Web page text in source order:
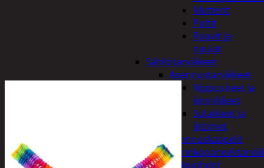
Mutterit
Pultit
Ruuvit ja
naulat
Sähkötarvikkeet
Asennustarvikkeet
Nippusiteet ja
kiinnikkeet
Sulakkeet ja
liittimet
Asennuskaapelit
Jatkojohdot